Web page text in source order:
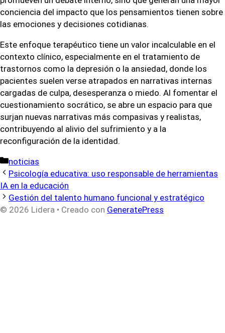
conciencia del impacto que los pensamientos tienen sobre
las emociones y decisiones cotidianas.
Este enfoque terapéutico tiene un valor incalculable en el
contexto clínico, especialmente en el tratamiento de
trastornos como la depresión o la ansiedad, donde los
pacientes suelen verse atrapados en narrativas internas
cargadas de culpa, desesperanza o miedo. Al fomentar el
cuestionamiento socrático, se abre un espacio para que
surjan nuevas narrativas más compasivas y realistas,
contribuyendo al alivio del sufrimiento y a la
reconfiguración de la identidad.
Categorías
noticias
Psicología educativa: uso responsable de herramientas
IA en la educación
Gestión del talento humano funcional y estratégico
© 2026 Lidera • Creado con GeneratePress